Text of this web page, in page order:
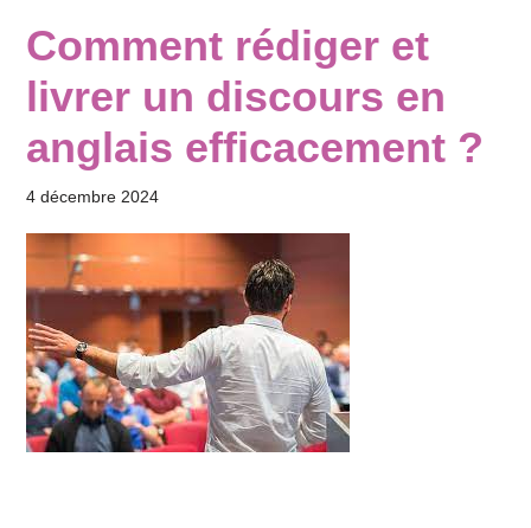
Comment rédiger et
livrer un discours en
anglais efficacement ?
4 décembre 2024